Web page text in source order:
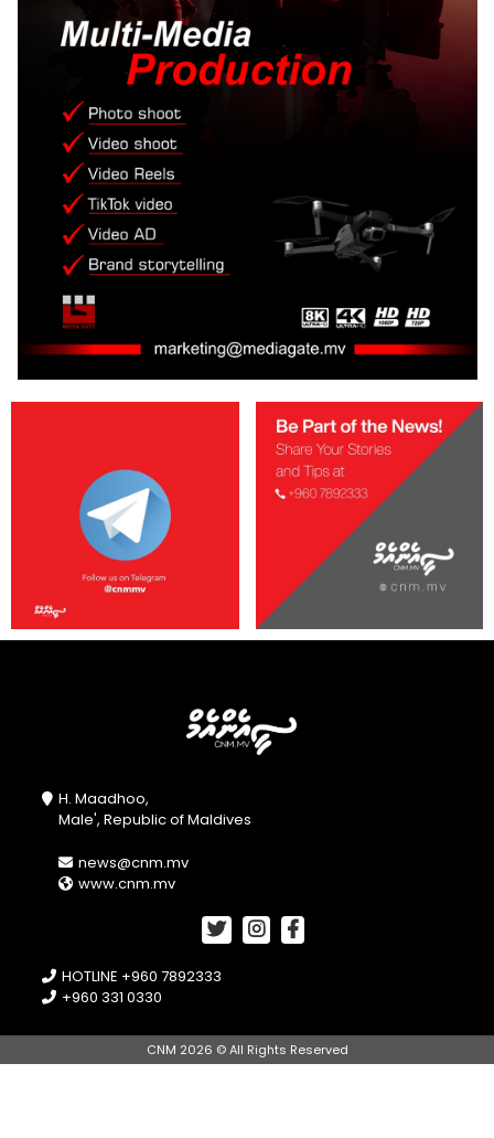
H. Maadhoo,
Male', Republic of Maldives
news@cnm.mv
www.cnm.mv
HOTLINE +960 7892333
+960 331 0330
CNM 2026 © All Rights Reserved